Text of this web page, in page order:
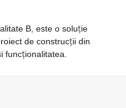
B, este o soluție
de construcții din
funcționalitatea.